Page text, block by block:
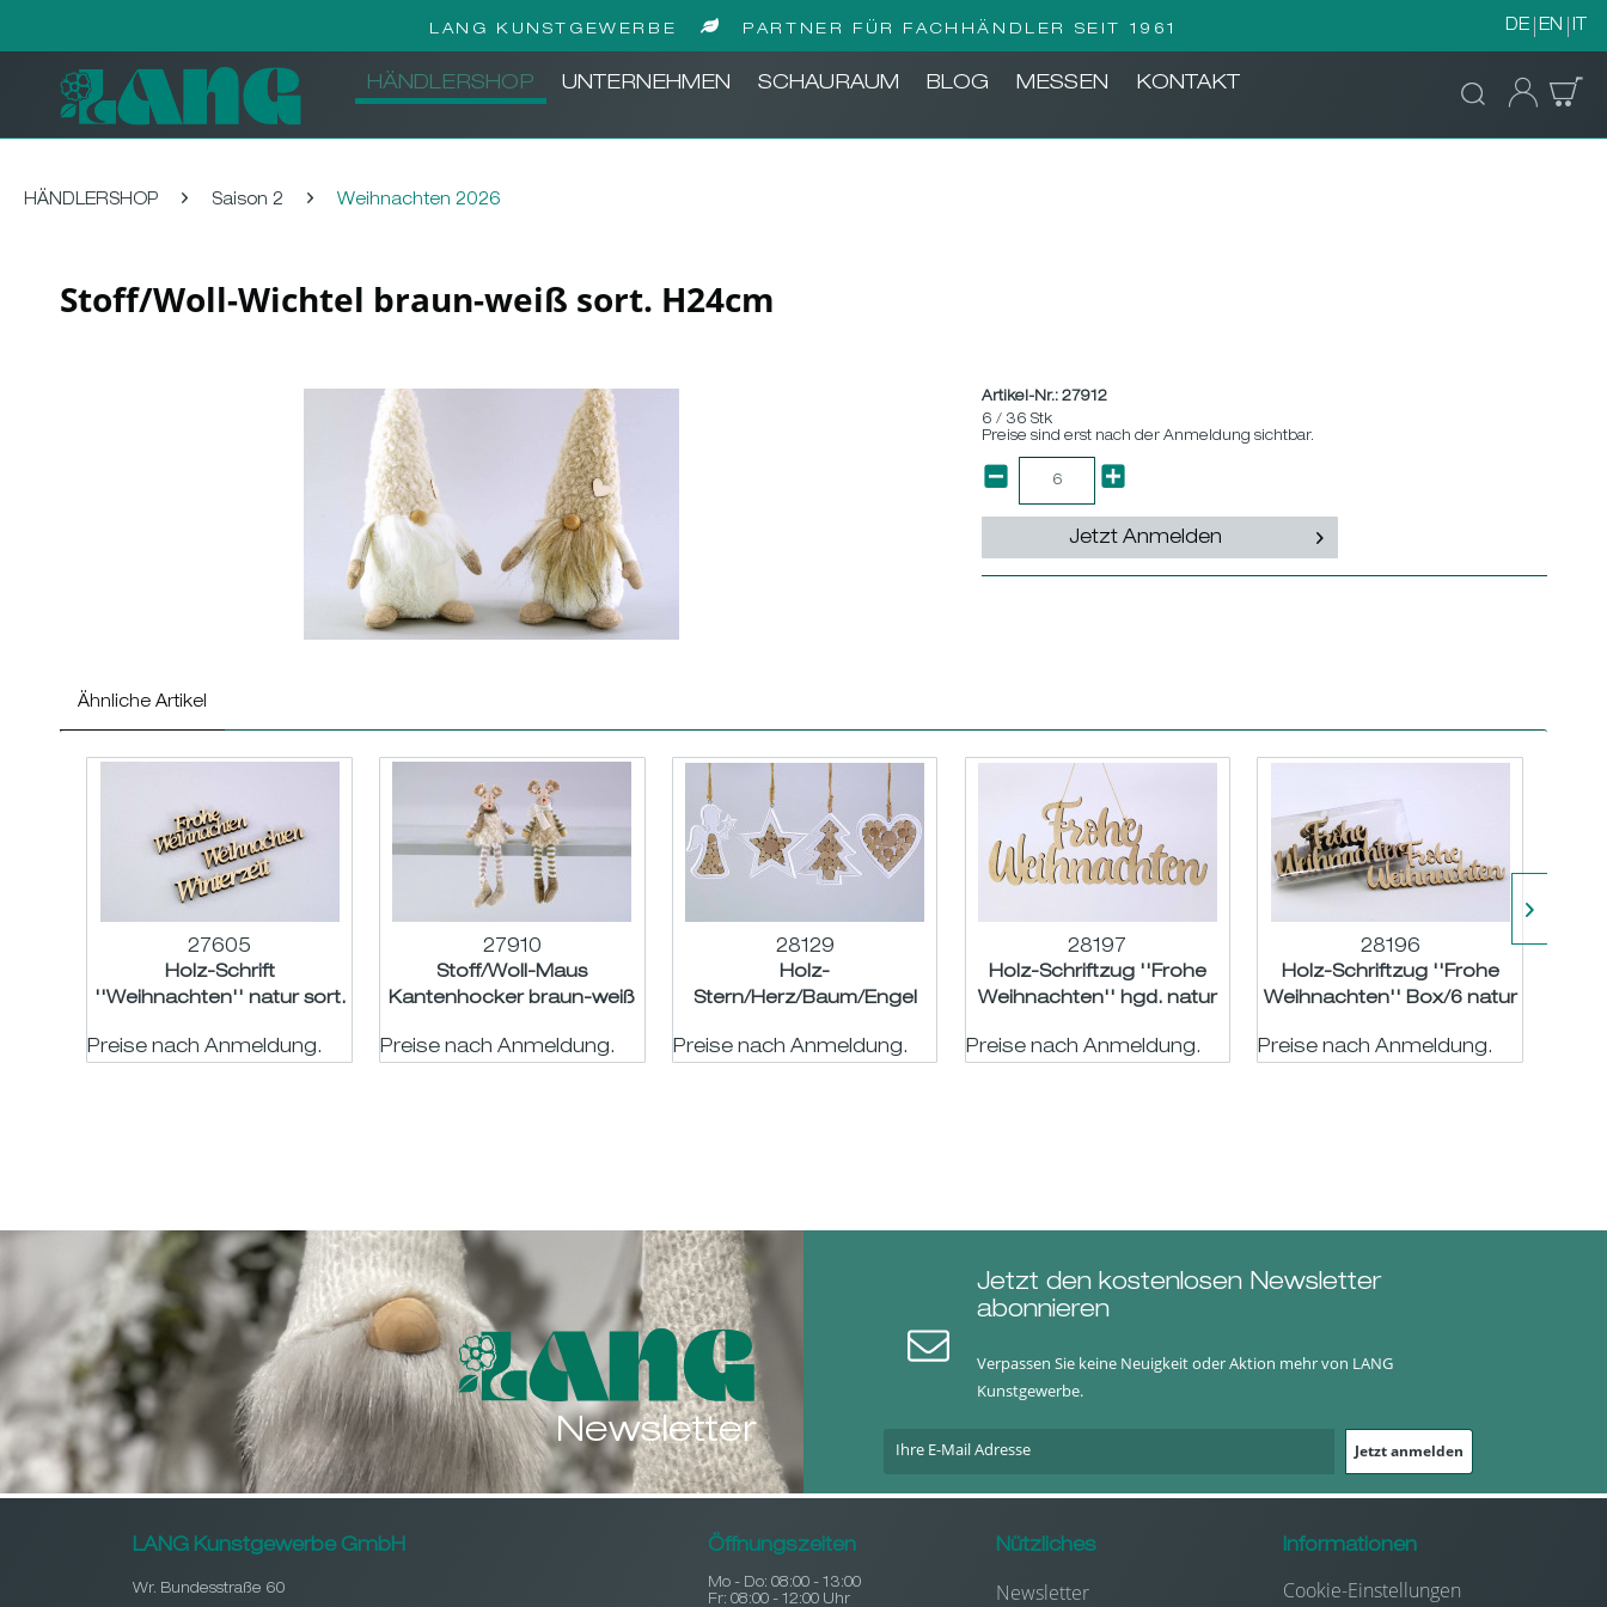
LANG KUNSTGEWERBE PARTNER FÜR FACHHÄNDLER SEIT 1961 DE EN IT
HÄNDLERSHOP UNTERNEHMEN SCHAURAUM BLOG MESSEN KONTAKT
HÄNDLERSHOP Saison 2 Weihnachten 2026
Stoff/Woll-Wichtel braun-weiß sort. H24cm
Artikel-Nr.:27912
6 / 36 Stk
Preise sind erst nach der Anmeldung sichtbar.
Jetzt Anmelden
Ähnliche Artikel
27605
Holz-Schrift
''Weihnachten'' natur sort.
Preise nach Anmeldung.
27910
Stoff/Woll-Maus
Kantenhocker braun-weiß
Preise nach Anmeldung.
28129
Holz-
Stern/Herz/Baum/Engel
11cm
Preise nach Anmeldung.
28197
Holz-Schriftzug ''Frohe
Weihnachten'' hgd. natur
Preise nach Anmeldung.
28196
Holz-Schriftzug ''Frohe
Weihnachten'' Box/6 natur
Preise nach Anmeldung.
Newsletter
Jetzt den kostenlosen Newsletter
abonnieren
Verpassen Sie keine Neuigkeit oder Aktion mehr von LANG
Kunstgewerbe.
Jetzt anmelden
LANG Kunstgewerbe GmbH
Wr. Bundesstraße 60
Öffnungszeiten
Mo - Do: 08:00 - 13:00
Fr: 08:00 - 12:00 Uhr
Nützliches
Newsletter
Informationen
Cookie-Einstellungen